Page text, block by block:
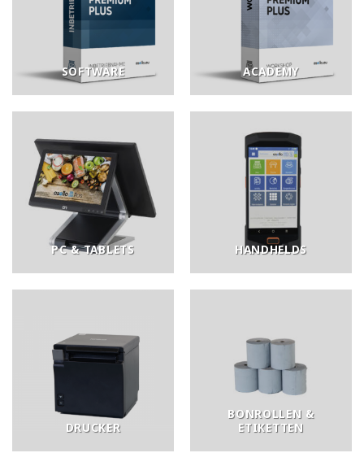
SOFTWARE ACADEMY
PC & TABLETS HANDHELDS
DRUCKER
BONROLLEN &
ETIKETTEN